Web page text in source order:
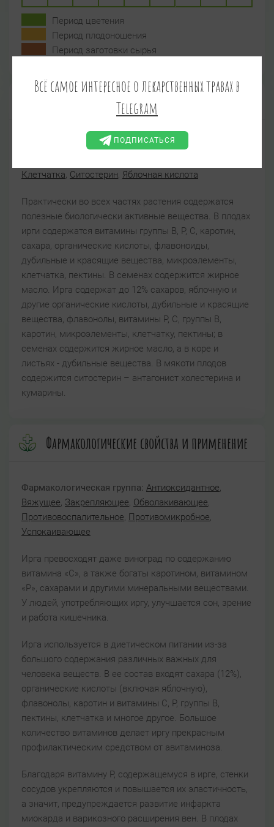
Период цветения
Период плодоношения
Период заготовки сырья
Химический состав
Витамин B1,Витамин C,Витамин P
Клетчатка, Ситостерин, Яблочная кислота
Практически во всех частях растения содержатся
полезные биологически активные вещества. В плодах
ирги содержатся витамины группы В, Р, С, каротин,
сахара, органические кислоты, флавоноиды,
дубильные и красящие вещества, микроэлементы,
клетчатка, пектины. В семенах содержится жирное
масло. Ирга содержат до 12% сахаров, яблочную и
другие органические кислоты, дубильные и красящие
вещества, флавонолы, витамины Р, С, группы В,
каротин, микроэлементы, клетчатку, пектины; в
семенах содержится жирное масло, а в коре и
листьях - дубильные вещества. В мякоти плодов
содержится ситостерин – антагонист холестерина и
кумарины.
Фармакологические свойства и применение
Фармакологическая группа: Антиоксидантное,
Вяжущее, Закрепляющее, Обволакивающее,
Противовоспалительное, Противомикробное,
Успокаивающее
Ирга превосходят даже виноград по содержанию
витамина «С», а также богаты каротином, витамином
«Р», сахарами и другими минеральными веществами.
У людей, употребляющих иргу, улучшается сон, зрение
и работа кишечника.
Ирга используется в диетическом питании из-за
большого содержания различных важных для
человека веществ. В ее состав входят сахара (12%),
органические кислоты (включая яблочную),
флавонолы, каротин и витамины С, Р, группы В,
пектины, клетчатка и многое другое. Большое
количество витаминов делает иргу прекрасным
профилактическим средством от авитаминоза.
Благодаря витамину Р, содержащемуся в ирге, стенки
сосудов укрепляются и повышается их эластичность,
а значит, предупреждается развитие инфаркта
миокарда и варикозного расширения вен. В плодах
Всё самое интересное о лекарственных травах в
Telegram
ПОДПИСАТЬСЯ